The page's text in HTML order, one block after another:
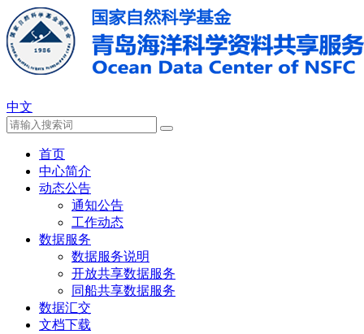
中文
首页
中心简介
动态公告
通知公告
工作动态
数据服务
数据服务说明
开放共享数据服务
同船共享数据服务
数据汇交
文档下载